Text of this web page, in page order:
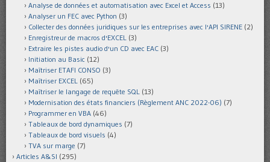
Analyse de données et automatisation avec Excel et Access (13)
Analyser un FEC avec Python (3)
Collecter des données juridiques sur les entreprises avec l'API SIRENE (2)
Enregistreur de macros d'EXCEL (3)
Extraire les pistes audio d'un CD avec EAC (3)
Initiation au Basic (12)
Maîtriser ETAFI CONSO (3)
Maîtriser EXCEL (65)
Maîtriser le langage de requête SQL (13)
Modernisation des états financiers (Règlement ANC 2022-06) (7)
Programmer en VBA (46)
Tableaux de bord dynamiques (7)
Tableaux de bord visuels (4)
TVA sur marge (7)
Articles A&SI (295)